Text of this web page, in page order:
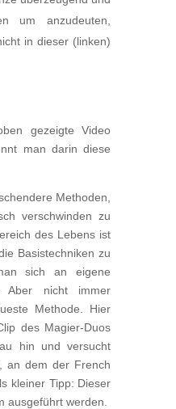
um anzudeuten,
in dieser (linken)
gezeigte Video
man darin diese
Methoden,
verschwinden zu
des Lebens ist
Basistechniken zu
sich an eigene
Aber nicht immer
Methode. Hier
des Magier-Duos
hin und versucht
an dem der French
kleiner Tipp: Dieser
ausgeführt werden.